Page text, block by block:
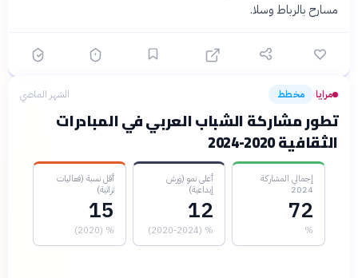
مسارح بالرباط وسلا.
مرايا› مخطط الشهر الماضي
تطور مشاركة الشباب العربي في المبادرات
الثقافية 2020-2024
إجمالي المشاركة
2024
72
%
أعلى نمو (ورش
إبداعية)
12
% (2020-2024)
أقل نسبة (فعاليات
تراثية)
15
% (2020)